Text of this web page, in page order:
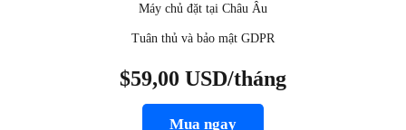
Máy chủ đặt tại Châu Âu
Tuân thủ và bảo mật GDPR
$59,00 USD/tháng
Mua ngay